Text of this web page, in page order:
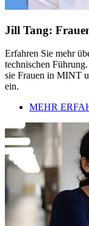
Jill Tang:
Erfahren Sie mehr
technischen
sie Frauen in MINT
ein.
MEHR